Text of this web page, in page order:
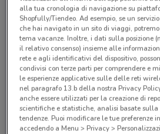
Non ci sono negozi
alla tua cronologia di navigazione su
Shopfully/Tiendeo. Ad esempio, se un
che hai navigato in un sito di viaggi,
tema vacanze. Inoltre, i dati sulla posizione
il relativo consenso) insieme alle
rete e agli identificativi del dispositivo,
condivisi con terze parti per comprendere e
le esperienze applicative sulle delle reti
nel paragrafo 13.b della nostra Privacy
anche essere utilizzati per la creazione di
scientifiche e statistiche, analisi basate
tendenze. Puoi modificare le tue preferenze
accedendo a Menu > Privacy >